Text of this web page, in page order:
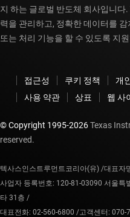
지 하는 글로벌 반도체 회사입니다
력을 관리하고, 정확한 데이터를
또는 처리 기능을 할 수 있도록 지
접근성 쿠키 정책 개
사용 약관
상표 웹 사
© Copyright 1995-2026Texas
reserved.
텍사스인스트루먼트코리아(유) /대표자
사업자 등록번호: 120-81-03090 서울특
타 31층 /
대표전화: 02-560-6800 /고객센터: 070-